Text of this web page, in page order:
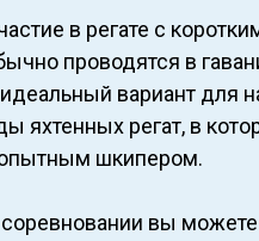
в регате с
проводятся в
вариант для
яхтенных регат, в
опытным шкипером.
вы